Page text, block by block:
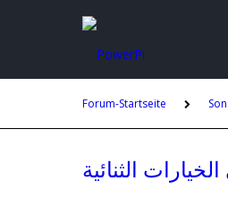
Forum-Startseite
الثنائية